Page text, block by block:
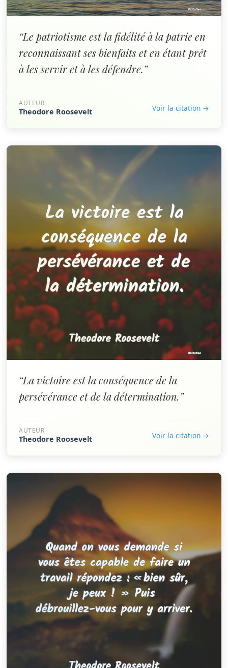
“Le patriotisme est la fidélité à la patrie en
reconnaissant ses bienfaits et en étant prêt
à les servir et à les défendre.”
AUTEUR
Theodore Roosevelt Voir la citation →
“La victoire est la conséquence de la
persévérance et de la détermination.”
AUTEUR
Theodore Roosevelt Voir la citation →